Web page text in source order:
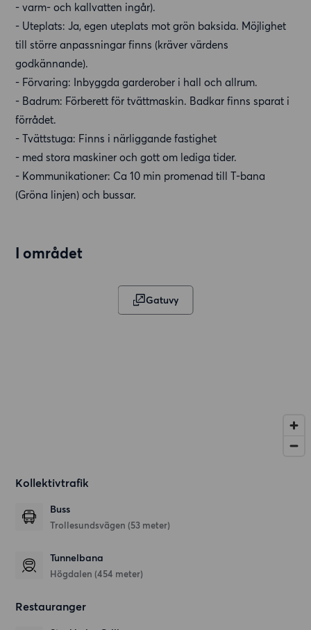
- varm- och kallvatten ingår).
- Uteplats: Ja, egen uteplats mot grön baksida. Möjlighet
till större anpassningar finns (kräver värdens
godkännande).
- Förvaring: Inbyggda garderober i hall och allrum.
- Badrum: Förberett för tvättmaskin. Badkar finns sparat i
förrådet.
- Tvättstuga: Finns i närliggande fastighet
- med stora maskiner och gott om lediga tider.
- Kommunikationer: Ca 10 min promenad till T-bana
(Gröna linjen) och bussar.
I området
Gatuvy
Kollektivtrafik
Buss
Trollesundsvägen (53 meter)
Tunnelbana
Högdalen (454 meter)
Restauranger